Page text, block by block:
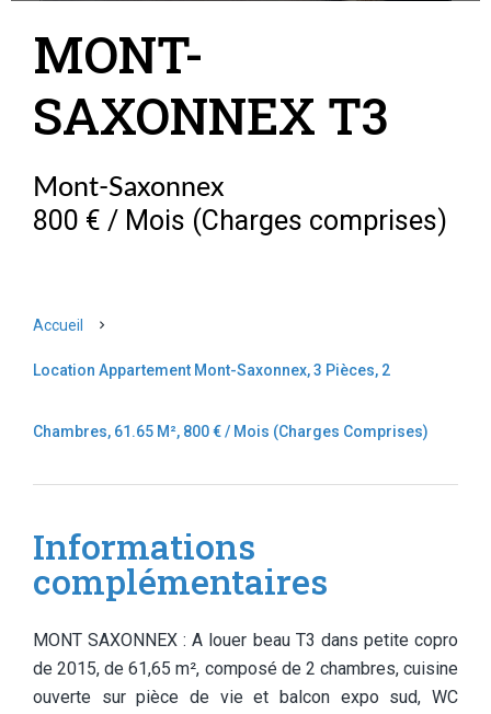
MONT-
SAXONNEX T3
Mont-Saxonnex
800 € / Mois (Charges comprises)
Accueil
Location Appartement Mont-Saxonnex, 3 Pièces, 2
Chambres, 61.65 M², 800 € / Mois (Charges Comprises)
Informations
complémentaires
MONT SAXONNEX : A louer beau T3 dans petite copro
de 2015, de 61,65 m², composé de 2 chambres, cuisine
ouverte sur pièce de vie et balcon expo sud, WC